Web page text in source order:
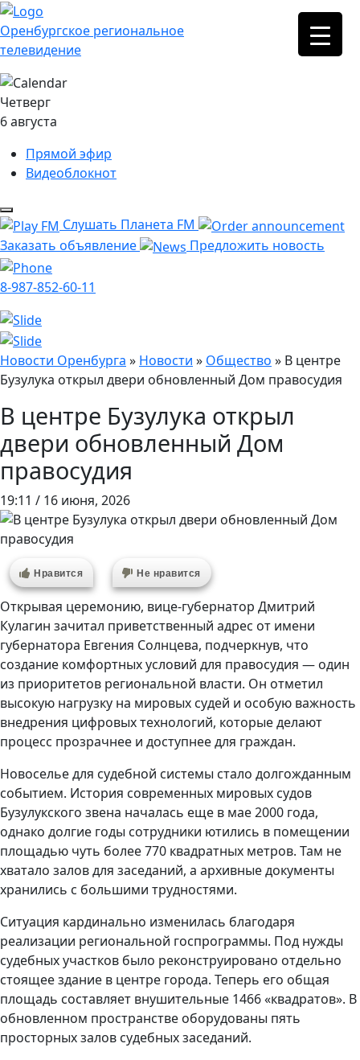
Оренбургское региональное
телевидение
Четверг
6 августа
Прямой эфир
Видеоблокнот
Слушать Планета FM
Заказать объявление
Предложить новость
8-987-852-60-11
Новости Оренбурга » Новости » Общество » В центре
Бузулука открыл двери обновленный Дом правосудия
В центре Бузулука открыл
двери обновленный Дом
правосудия
19:11 / 16 июня, 2026
Нравится Не нравится
Открывая церемонию, вице-губернатор Дмитрий
Кулагин зачитал приветственный адрес от имени
губернатора Евгения Солнцева, подчеркнув, что
создание комфортных условий для правосудия — один
из приоритетов региональной власти. Он отметил
высокую нагрузку на мировых судей и особую важность
внедрения цифровых технологий, которые делают
процесс прозрачнее и доступнее для граждан.
Новоселье для судебной системы стало долгожданным
событием. История современных мировых судов
Бузулукского звена началась еще в мае 2000 года,
однако долгие годы сотрудники ютились в помещении
площадью чуть более 770 квадратных метров. Там не
хватало залов для заседаний, а архивные документы
хранились с большими трудностями.
Ситуация кардинально изменилась благодаря
реализации региональной госпрограммы. Под нужды
судебных участков было реконструировано отдельно
стоящее здание в центре города. Теперь его общая
площадь составляет внушительные 1466 «квадратов». В
обновленном пространстве оборудованы пять
просторных залов судебных заседаний.